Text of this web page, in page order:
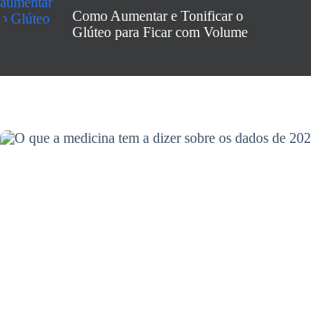
Como Aumentar e Tonificar o
Glúteo para Ficar com Volume